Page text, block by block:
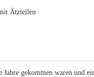
Ätzteilen
gekommen waren und